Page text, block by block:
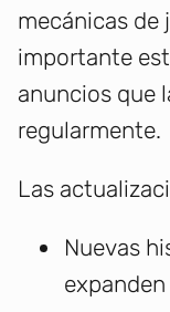
mecánicas de
importante
anuncios que
regularmente.
Las
Nuevas